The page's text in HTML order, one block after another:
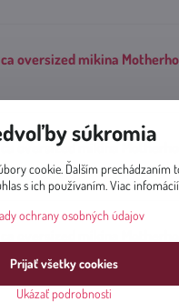
oversized mikina
oversized mikina
oversized mikina
súkromia
cookie. Ďalším prechádzaním
s ich používaním. Viac infomácií
ochrany osobných údajov
Ukázať podrobnosti
Prijať všetky cookies